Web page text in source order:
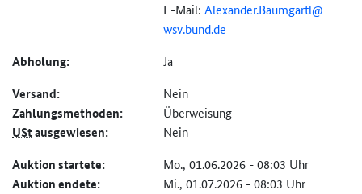
E-Mail: Alexander.Baumgartl@
wsv.bund.de
Abholung: Ja
Versand: Nein
Zahlungs­methoden: Überweisung
UStausgewiesen: Nein
Auktion startete: Mo., 01.06.2026 - 08:03 Uhr
Auktion endete: Mi., 01.07.2026 - 08:03 Uhr